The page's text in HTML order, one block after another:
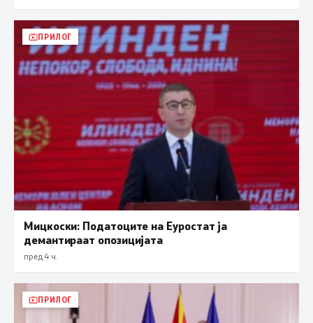
ПРИЛОГ
Мицкоски: Податоците на Еуростат ја
демантираат опозицијата
пред 4 ч.
ПРИЛОГ